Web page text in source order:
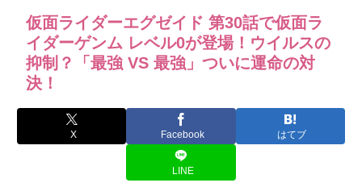
仮面ライダーエグゼイド 第30話で仮面ラ
イダーゲンム レベル0が登場！ウイルスの
抑制？「最強 VS 最強」ついに運命の対
決！
X Facebook はてブ
LINE